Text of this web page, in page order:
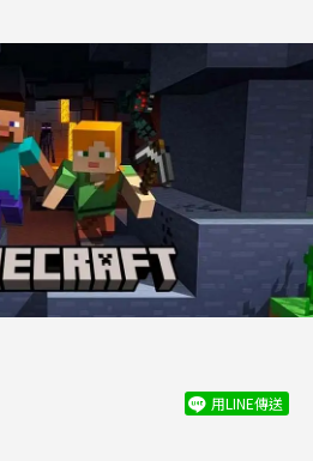
用LINE傳送